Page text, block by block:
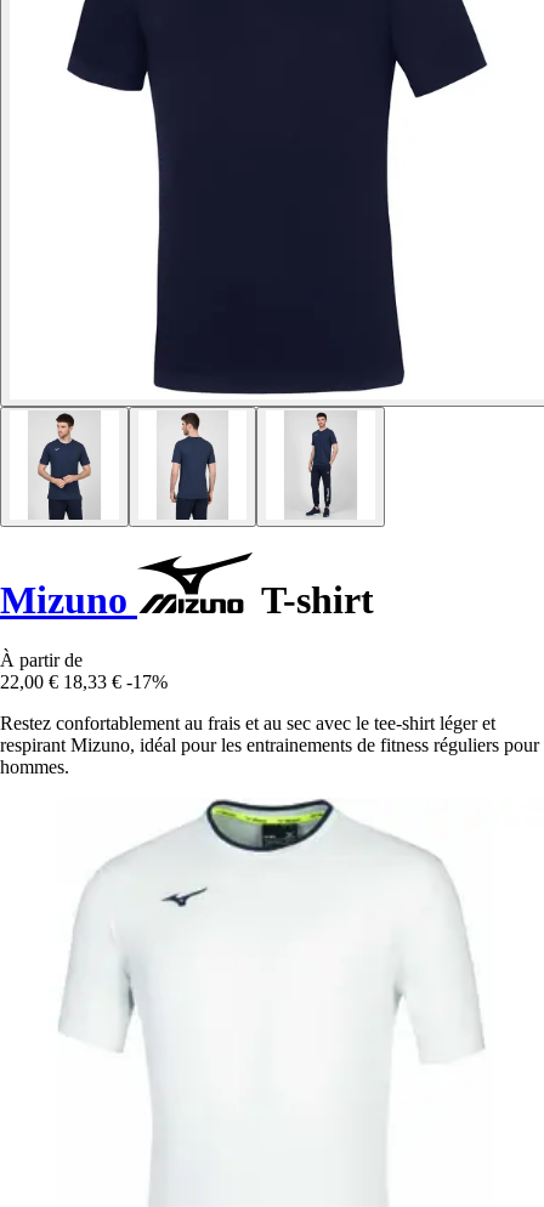
Mizuno T-shirt
À partir de
22,00 € 18,33 € -17%
Restez confortablement au frais et au sec avec le tee-shirt léger et
respirant Mizuno, idéal pour les entrainements de fitness réguliers pour
hommes.